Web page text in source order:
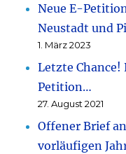
Neue E-
Neustadt und
1. März 2023
Letzte
Petition…
27. August 2021
Offener Brief
vorläufigen